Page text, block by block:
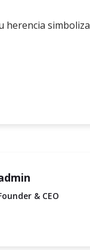
herencia
& CEO